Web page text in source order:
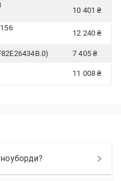
10 401 ₴
12 240 ₴
7 405 ₴
11 008 ₴